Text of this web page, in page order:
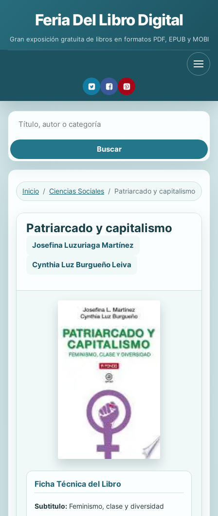
Feria Del Libro Digital
Gran exposición gratuita de libros en formatos PDF, EPUB y MOBI
Inicio Ciencias Sociales Patriarcado y capitalismo
Patriarcado y capitalismo
Josefina Luzuriaga Martínez
Cynthia Luz Burgueño Leiva
Ficha Técnica del Libro
Subtitulo: Feminismo, clase y diversidad